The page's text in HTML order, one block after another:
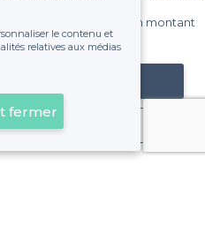
vous payez un montant
déraper la facture.
établissement
client
le contenu et
relatives aux médias
fermer